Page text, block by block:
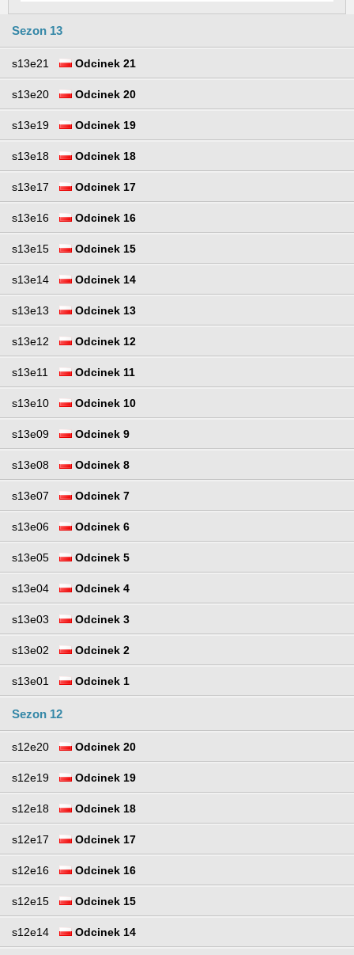
Sezon 13
s13e21 Odcinek 21
s13e20 Odcinek 20
s13e19 Odcinek 19
s13e18 Odcinek 18
s13e17 Odcinek 17
s13e16 Odcinek 16
s13e15 Odcinek 15
s13e14 Odcinek 14
s13e13 Odcinek 13
s13e12 Odcinek 12
s13e11 Odcinek 11
s13e10 Odcinek 10
s13e09 Odcinek 9
s13e08 Odcinek 8
s13e07 Odcinek 7
s13e06 Odcinek 6
s13e05 Odcinek 5
s13e04 Odcinek 4
s13e03 Odcinek 3
s13e02 Odcinek 2
s13e01 Odcinek 1
Sezon 12
s12e20 Odcinek 20
s12e19 Odcinek 19
s12e18 Odcinek 18
s12e17 Odcinek 17
s12e16 Odcinek 16
s12e15 Odcinek 15
s12e14 Odcinek 14